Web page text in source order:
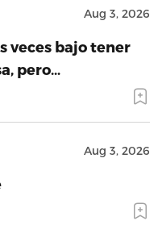
Aug 3, 2026
veces bajo tener
pero…
Aug 3, 2026